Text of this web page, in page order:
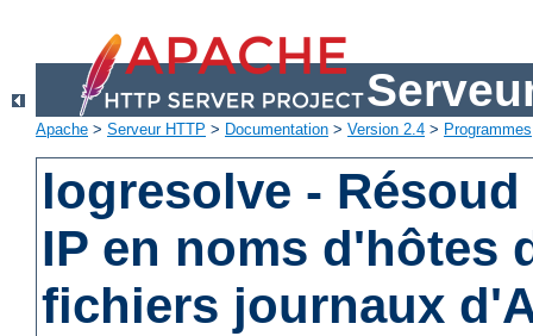
Apache > Serveur HTTP > Documentation > Version 2.4 > Programmes
logresolve -
IP en noms d'hôtes
fichiers journaux